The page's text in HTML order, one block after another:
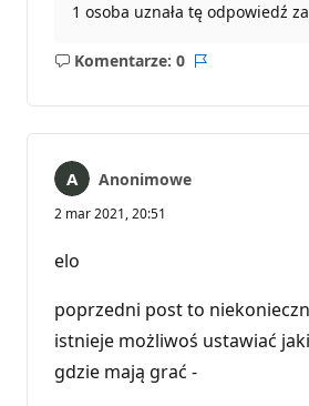
1 osoba uznała tę odpowiedź
Komentarze: 0
Brak
Anonimowe
2 mar 2021, 20:51
elo
poprzedni post to
istnieje możliwoś ustawiać
gdzie mają grać -